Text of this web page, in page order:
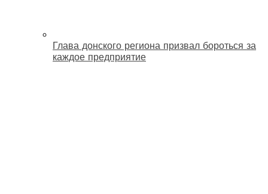
Глава донского региона призвал бороться за
каждое предприятие